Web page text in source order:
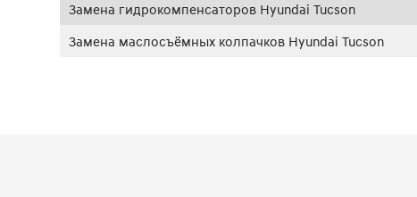
Замена гидрокомпенсаторов Hyundai Tucson
Замена маслосъёмных колпачков Hyundai Tucson